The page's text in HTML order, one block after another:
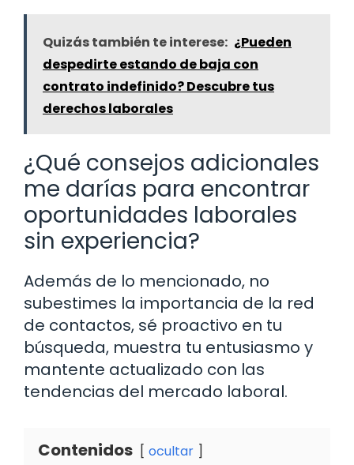
Quizás también te interese: ¿Pueden
despedirte estando de baja con
contrato indefinido? Descubre tus
derechos laborales
¿Qué consejos adicionales
me darías para encontrar
oportunidades laborales
sin experiencia?
Además de lo mencionado, no
subestimes la importancia de la red
de contactos, sé proactivo en tu
búsqueda, muestra tu entusiasmo y
mantente actualizado con las
tendencias del mercado laboral.
Contenidos ocultar